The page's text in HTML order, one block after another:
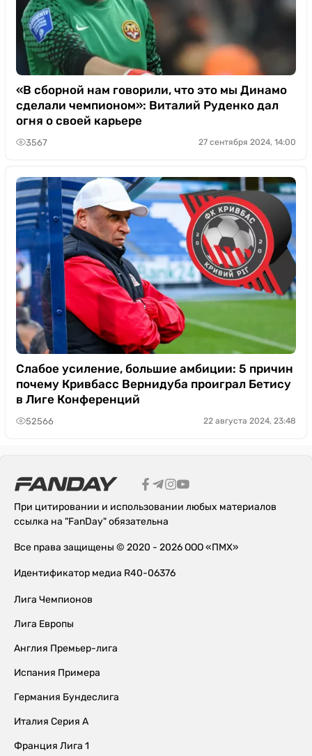
«В сборной нам говорили, что это мы Динамо
сделали чемпионом»: Виталий Руденко дал
огня о своей карьере
3567 27 сентября 2024, 14:00
Слабое усиление, большие амбиции: 5 причин
почему Кривбасс Вернидуба проиграл Бетису
в Лиге Конференций
52566 22 августа 2024, 23:48
При цитировании и использовании любых материалов
ссылка на "FanDay" обязательна
Все права защищены © 2020 - 2026 ООО «ПМХ»
Идентификатор медиа R40-06376
Лига Чемпионов
Лига Европы
Англия Премьер-лига
Испания Примера
Германия Бундеслига
Италия Серия А
Франция Лига 1